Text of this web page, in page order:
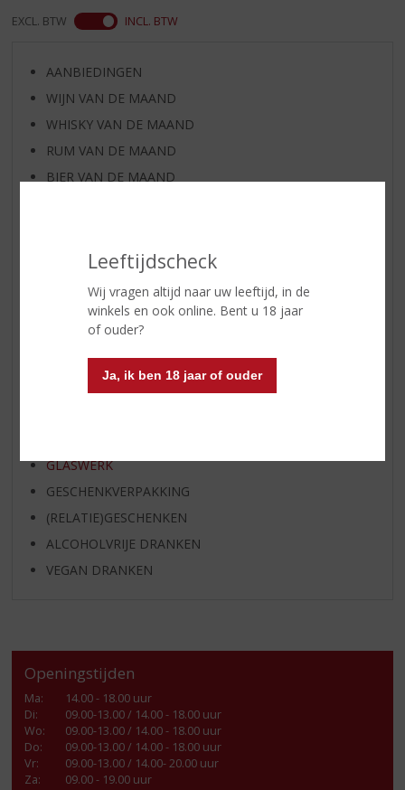
Leeftijdscheck
Wij vragen altijd naar uw leeftijd, in de
winkels en ook online. Bent u 18 jaar
of ouder?
Ja, ik ben 18 jaar of ouder
EXCL. BTW INCL. BTW
AANBIEDINGEN
WIJN VAN DE MAAND
WHISKY VAN DE MAAND
RUM VAN DE MAAND
BIER VAN DE MAAND
APERITIEF
GEDISTILLEERD OVERIG
GLASWERK
GESCHENKVERPAKKING
(RELATIE)GESCHENKEN
ALCOHOLVRIJE DRANKEN
VEGAN DRANKEN
Openingstijden
Ma:
14.00 - 18.00 uur
Di:
09.00-13.00 / 14.00 - 18.00 uur
Wo:
09.00-13.00 / 14.00 - 18.00 uur
Do:
09.00-13.00 / 14.00 - 18.00 uur
Vr:
09.00-13.00 / 14.00- 20.00 uur
Za:
09.00 - 19.00 uur